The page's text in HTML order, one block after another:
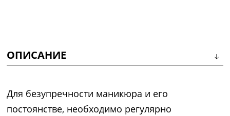
ОПИСАНИЕ
Для безупречности маникюра и его
постоянстве, необходимо регулярно